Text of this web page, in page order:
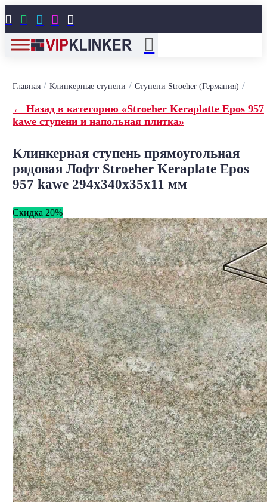
    
Главная/ Клинкерные ступени / Ступени Stroeher (Германия) /
← Назад в категорию «Stroeher Keraplatte Epos 957
kawe ступени и напольная плитка»
Клинкерная ступень прямоугольная
рядовая Лофт Stroeher Keraplate Epos
957 kawe 294х340х35х11 мм
Скидка 20%